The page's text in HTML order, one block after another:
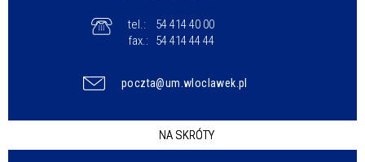
tel.:
54 414 40 00
fax.:
54 414 44 44
poczta@um.wloclawek.pl
NA SKRÓTY